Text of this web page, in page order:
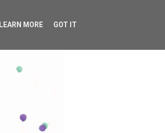
LEARN MORE GOT IT